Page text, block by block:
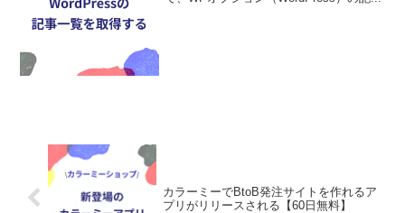
カラーミーでBtoB発注サイトを作れるア
プリがリリースされる【60日無料】